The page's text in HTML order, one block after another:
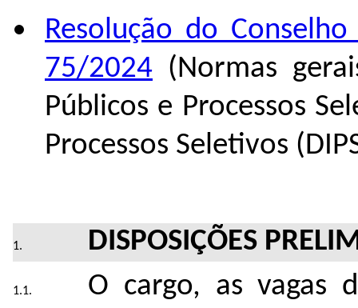
Resolução do
75/2024 (Normas
Públicos e Processos
Processos Seletivos
DISPOSIÇÕES
O cargo, as vagas